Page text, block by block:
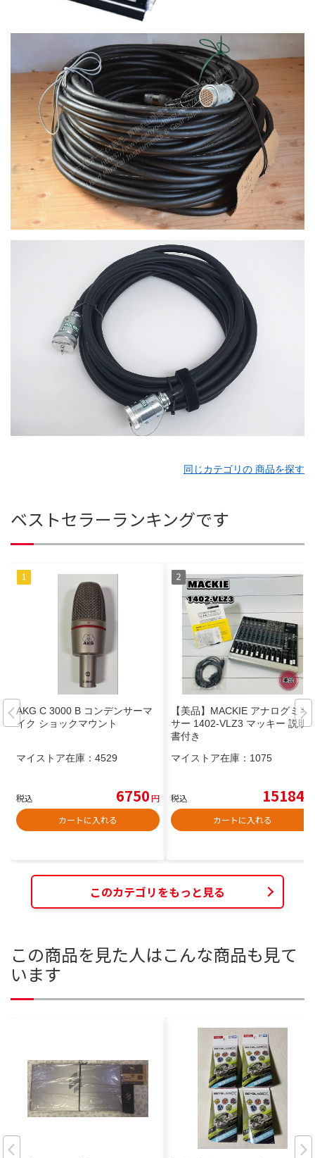
同じカテゴリの 商品を探す
ベストセラーランキングです
AKG C 3000 B コンデンサーマ
イク ショックマウント
マイストア在庫： 4529
税込 6750円
カートに入れる
【美品】MACKIE アナログミキ
サー 1402-VLZ3 マッキー 説明
書付き
マイストア在庫： 1075
税込 15184
カートに入れる
このカテゴリをもっと見る
この商品を見た人はこんな商品も見て
います